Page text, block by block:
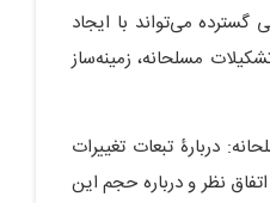
می‌تواند با ایجاد
مسلحانه، زمینه‌ساز
دربارۀ تبعات تغییرات
نظر و درباره حجم این